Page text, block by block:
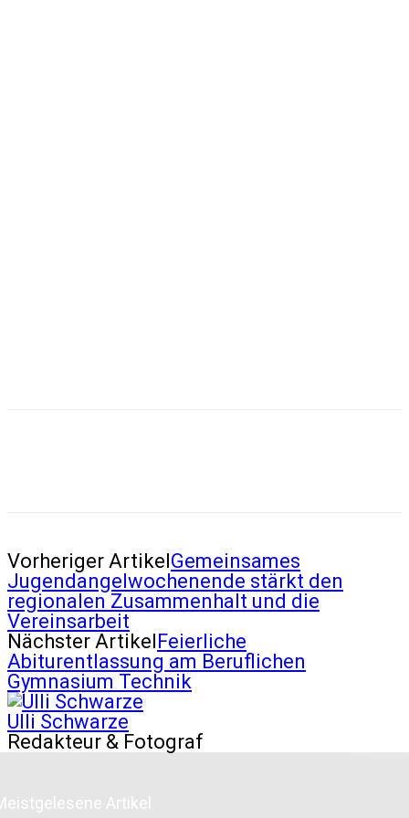
Vorheriger ArtikelGemeinsames
Jugendangelwochenende stärkt den
regionalen Zusammenhalt und die
Vereinsarbeit
Nächster ArtikelFeierliche
Abiturentlassung am Beruflichen
Gymnasium Technik
Ulli Schwarze
Redakteur & Fotograf
Artikel